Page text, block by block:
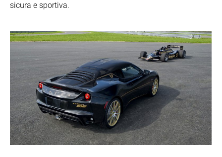
sicura e sportiva.